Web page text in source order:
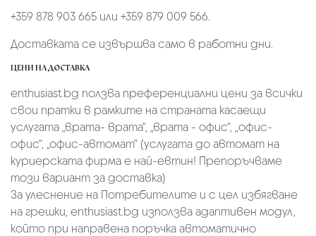
+359 878 903 665 или +359 879 009 566.
Доставката се извършва само в работни дни.
ЦЕНИ НА ДОСТАВКА
enthusiast.bg ползва преференциални цени за всички
свои пратки в рамките на страната касаещи
услугата „врата- врата“, „врата - офис“, „oфис-
офис“, „офис-автомат“ (услугата до автомат на
куриерската фирма е най-евтин! Препоръчваме
този вариант за доставка)
За улеснение на Потребителите и с цел избягване
на грешки, enthusiast.bg използва адаптивен модул,
който при направена поръчка автоматично